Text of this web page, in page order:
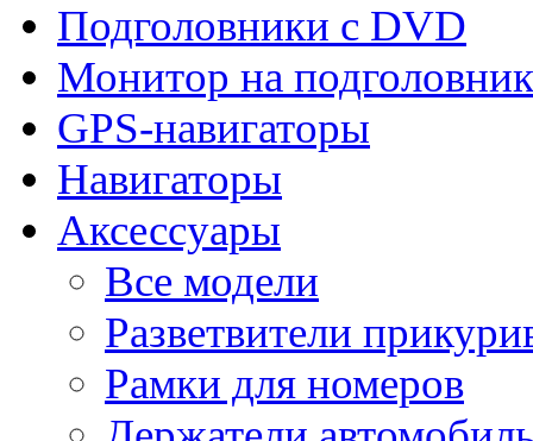
Подголовники с DVD
Монитор на подголовник
GPS-навигаторы
Навигаторы
Аксессуары
Все модели
Разветвители
Рамки для номеров